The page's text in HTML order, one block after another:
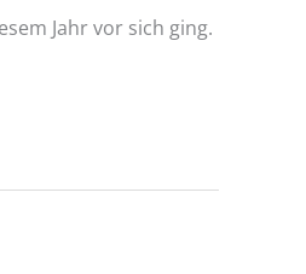
Jahr vor sich ging.